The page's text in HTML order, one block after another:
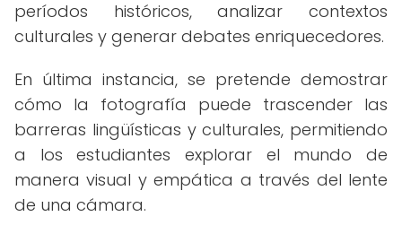
períodos históricos, analizar contextos
culturales y generar debates enriquecedores.
En última instancia, se pretende demostrar
cómo la fotografía puede trascender las
barreras lingüísticas y culturales, permitiendo
a los estudiantes explorar el mundo de
manera visual y empática a través del lente
de una cámara.